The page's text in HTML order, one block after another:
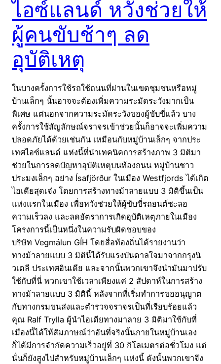
ไอซ์แลนด์ หวังช่วยให้
ผู้คนขับช้าๆ ลด
อุบัติเหตุ
ในบางครั้งการใช้รถใช้ถนนที่ผ่านในเขตชุมชนหรือหมู่
บ้านเล็กๆ นั้นอาจจะต้องเพิ่มความระมัดระวังมากเป็น
พิเศษ แต่นอกจากความระมัดระวังของผู้ขับขี่แล้ว บาง
ครั้งการใช้สัญลักษณ์จราจรเข้าช่วยนั้นก็อาจจะเพิ่มความ
ปลอดภัยได้ด้วยเช่นกัน เหมือนกับหมู่บ้านเล็กๆ จากประ
เทศไอซ์แลนด์ แห่งนี้ที่นำเทคนิคการสร้างภาพ 3 มิติมา
ช่วยในการลดปัญหาอุบัติเหตุบนท้องถนน หมู่บ้านชาว
ประมงเล็กๆ อย่าง Ísafjörður ในเมือง Westfjords ได้เกิด
ไอเดียสุดเจ๋ง โดยการสร้างทางม้าลายแบบ 3 มิติขึ้นเป็น
แห่งแรกในเมือง เพื่อหวังช่วยให้ผู้ขับขี่รถยนต์ชะลอ
ความเร็วลง และลดอัตราการเกิดอุบัติเหตุภายในเมือง
โครงการนี้เป็นหนึ่งในความรับผิดชอบของ
บริษัท Vegmálun GÍH โดยสื่อท้องถิ่นได้รายงานว่า
ทางม้าลายแบบ 3 มิตินี้ได้รับแรงบันดาลใจมาจากกรุงนิ
วเดลี ประเทศอินเดีย และจากนั้นพวกเขาจึงนำมันมาปรับ
ใช้กับที่นี่ พวกเขาใช้เวลาเพียงแค่ 2 สัปดาห์ในการสร้าง
ทางม้าลายแบบ 3 มิตินี้ หลังจากที่เริ่มทำการขออนุญาต
กับทางกรมขนส่งและตำรวจจราจรเป็นที่เรียบร้อยแล้ว
คุณ Ralf Trylla ผู้นำไอเดียทางมาลาย 3 มิติมาใช้กับที่
เมืองนี้ได้ให้สัมภาษณ์ว่าอันที่จริงนั้นภายในหมู่บ้านเอง
ก็ได้มีการจำกัดความเร็วอยู่ที่ 30 กิโลเมตรต่อชั่วโมง แต่
นั่นก็ยังสูงไปสำหรับหมู่บ้านเล็กๆ แห่งนี้ ดังนั้นพวกเขาจึง